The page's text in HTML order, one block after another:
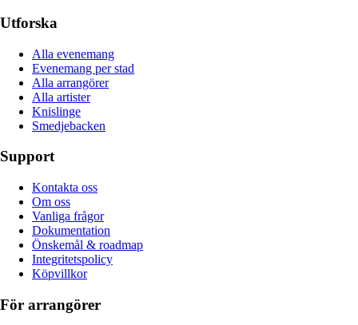
Utforska
Alla evenemang
Evenemang per stad
Alla arrangörer
Alla artister
Knislinge
Smedjebacken
Support
Kontakta oss
Om oss
Vanliga frågor
Dokumentation
Önskemål & roadmap
Integritetspolicy
Köpvillkor
För arrangörer